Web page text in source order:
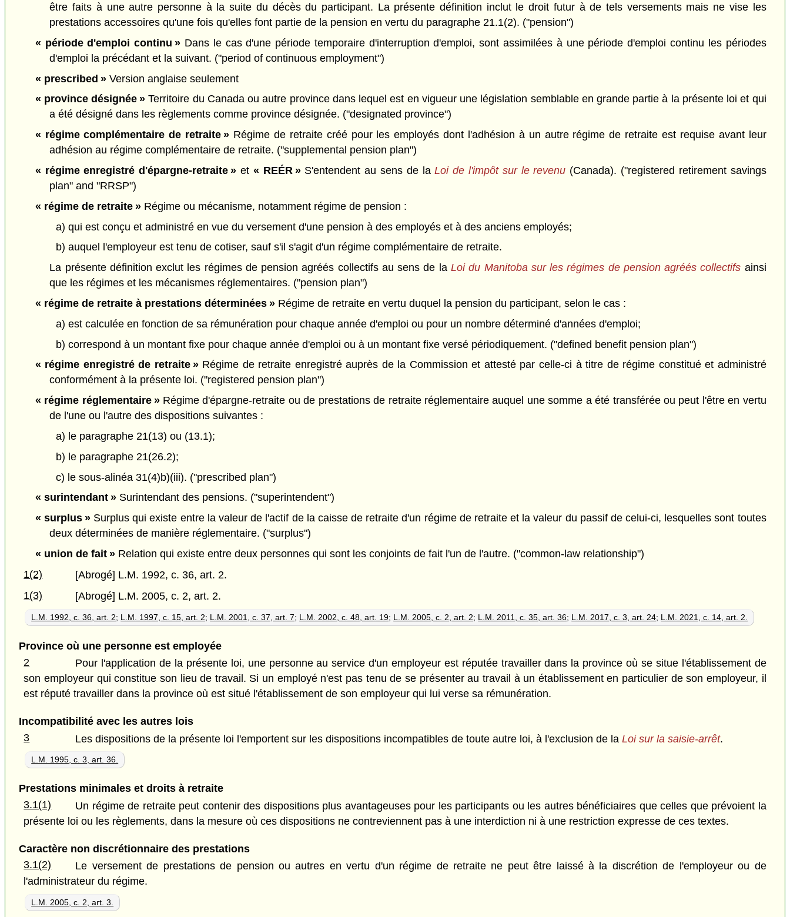
être faits à une autre personne à la suite du décès du participant. La présente définition inclut le droit futur à de tels versements mais ne vise les
prestations accessoires qu'une fois qu'elles font partie de la pension en vertu du paragraphe 21.1(2). ("pension")
« période d'emploi continu » Dans le cas d'une période temporaire d'interruption d'emploi, sont assimilées à une période d'emploi continu les périodes
d'emploi la précédant et la suivant. ("period of continuous employment")
« prescribed »Version anglaise seulement
« province désignée » Territoire du Canada ou autre province dans lequel est en vigueur une législation semblable en grande partie à la présente loi et qui
a été désigné dans les règlements comme province désignée. ("designated province")
« régime complémentaire de retraite » Régime de retraite créé pour les employés dont l'adhésion à un autre régime de retraite est requise avant leur
adhésion au régime complémentaire de retraite. ("supplemental pension plan")
« régime enregistré d'épargne-retraite » et « REÉR » S'entendent au sens de laLoi de l'impôt sur le revenu (Canada). ("registered retirement savings
plan" and "RRSP")
« régime de retraite »Régime ou mécanisme, notamment régime de pension :
a) qui est conçu et administré en vue du versement d'une pension à des employés et à des anciens employés;
b) auquel l'employeur est tenu de cotiser, sauf s'il s'agit d'un régime complémentaire de retraite.
La présente définition exclut les régimes de pension agréés collectifs au sens de laLoi du Manitoba sur les régimes de pension agréés collectifs ainsi
que les régimes et les mécanismes réglementaires. ("pension plan")
« régime de retraite à prestations déterminées »Régime de retraite en vertu duquel la pension du participant, selon le cas :
a) est calculée en fonction de sa rémunération pour chaque année d'emploi ou pour un nombre déterminé d'années d'emploi;
b) correspond à un montant fixe pour chaque année d'emploi ou à un montant fixe versé périodiquement. ("defined benefit pension plan")
« régime enregistré de retraite »Régime de retraite enregistré auprès de la Commission et attesté par celle-ci à titre de régime constitué et administré
conformément à la présente loi. ("registered pension plan")
« régime réglementaire »Régime d'épargne-retraite ou de prestations de retraite réglementaire auquel une somme a été transférée ou peut l'être en vertu
de l'une ou l'autre des dispositions suivantes :
a) le paragraphe 21(13) ou (13.1);
b) le paragraphe 21(26.2);
c) le sous-alinéa 31(4)b)(iii). ("prescribed plan")
« surintendant »Surintendant des pensions. ("superintendent")
« surplus »Surplus qui existe entre la valeur de l'actif de la caisse de retraite d'un régime de retraite et la valeur du passif de celui-ci, lesquelles sont toutes
deux déterminées de manière réglementaire. ("surplus")
« union de fait »Relation qui existe entre deux personnes qui sont les conjoints de fait l'un de l'autre. ("common-law relationship")
1(2)
[Abrogé] L.M. 1992, c. 36, art. 2.
1(3)
[Abrogé] L.M. 2005, c. 2, art. 2.
L.M. 1992, c. 36, art. 2; L.M. 1997, c. 15, art. 2; L.M. 2001, c. 37, art. 7; L.M. 2002, c. 48, art. 19; L.M. 2005, c. 2, art. 2; L.M. 2011, c. 35, art. 36; L.M. 2017, c. 3, art. 24; L.M. 2021, c. 14, art. 2.
Province où une personne est employée
2
Pour l'application de la présente loi, une personne au service d'un employeur est réputée travailler dans la province où se situe l'établissement de
son employeur qui constitue son lieu de travail. Si un employé n'est pas tenu de se présenter au travail à un établissement en particulier de son employeur, il
est réputé travailler dans la province où est situé l'établissement de son employeur qui lui verse sa rémunération.
Incompatibilité avec les autres lois
3
Les dispositions de la présente loi l'emportent sur les dispositions incompatibles de toute autre loi, à l'exclusion de laLoi sur la saisie-arrêt.
L.M. 1995, c. 3, art. 36.
Prestations minimales et droits à retraite
3.1(1)
Un régime de retraite peut contenir des dispositions plus avantageuses pour les participants ou les autres bénéficiaires que celles que prévoient la
présente loi ou les règlements, dans la mesure où ces dispositions ne contreviennent pas à une interdiction ni à une restriction expresse de ces textes.
Caractère non discrétionnaire des prestations
3.1(2)
Le versement de prestations de pension ou autres en vertu d'un régime de retraite ne peut être laissé à la discrétion de l'employeur ou de
l'administrateur du régime.
L.M. 2005, c. 2, art. 3.